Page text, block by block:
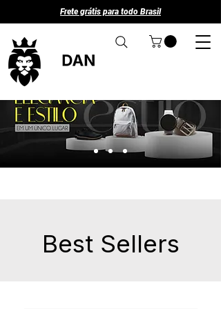
Frete grátis para todo Brasil
Best Sellers